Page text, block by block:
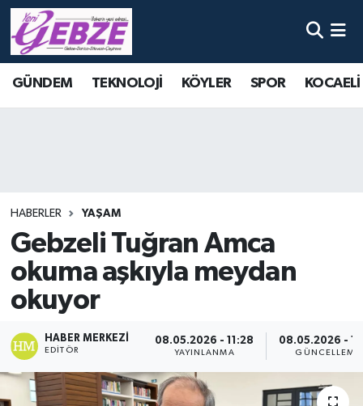
GÜNDEM TEKNOLOJİ KÖYLER SPOR
HABERLER YAŞAM
Gebzeli Tuğran Amca
okuma aşkıyla meydan
okuyor
HABER MERKEZI
EDITÖR
08.05.2026 - 11:28
YAYINLANMA
08.05.2026 -
GÜNCELLEME
Nöbetçi Eczaneler
Tüm Manşetler
Son Dakika Haberleri
Haber Arşivi